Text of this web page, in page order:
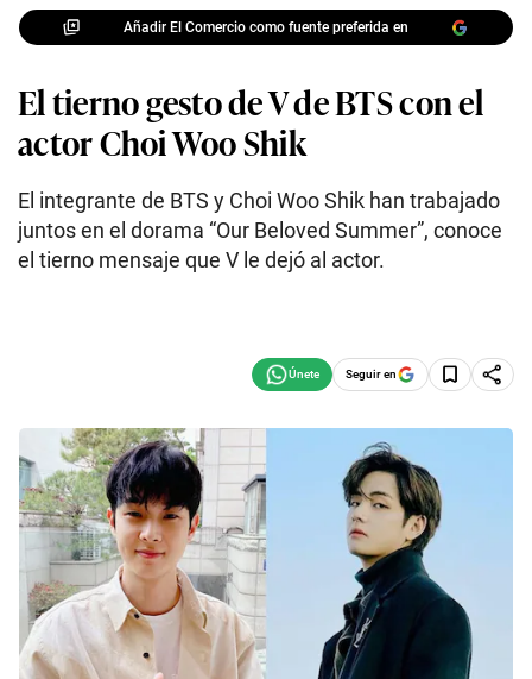
Añadir El Comercio como fuente preferida en
El tierno gesto de V de BTS con el
actor Choi Woo Shik
El integrante de BTS y Choi Woo Shik han trabajado
juntos en el dorama “Our Beloved Summer”, conoce
el tierno mensaje que V le dejó al actor.
Seguir en